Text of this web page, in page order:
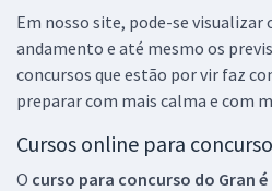
Em nosso site, pode-se visualizar
andamento e até mesmo os
concursos que estão por vir faz
preparar com mais calma e com
Cursos online para
O curso para concurso do Gran